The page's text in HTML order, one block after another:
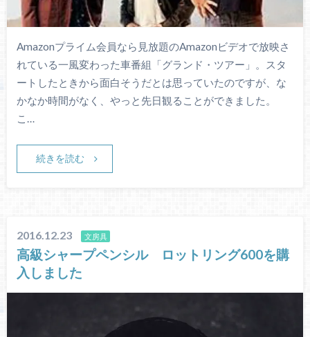
Amazonプライム会員なら見放題のAmazonビデオで放映さ
れている一風変わった車番組「グランド・ツアー」。スタ
ートしたときから面白そうだとは思っていたのですが、な
かなか時間がなく、やっと先日観ることができました。
こ…
続きを読む
2016.12.23 文房具
高級シャープペンシル ロットリング600を購
入しました